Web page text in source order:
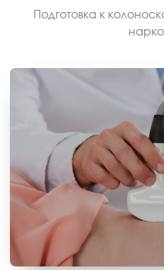
Подготовка к